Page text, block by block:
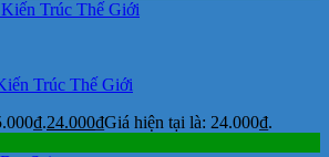
Trúc Thế Giới
24.000₫Giá hiện tại là: 24.000₫.